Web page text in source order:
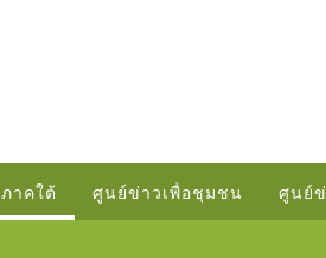
าคใต้ ศูนย์ข่าวเพื่อชุมชน ศูนย์